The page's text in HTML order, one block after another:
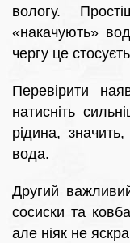
вологу.
«накачують»
чергу це
Перевірити
натисніть
рідина,
вода.
Другий
сосиски та
але ніяк не